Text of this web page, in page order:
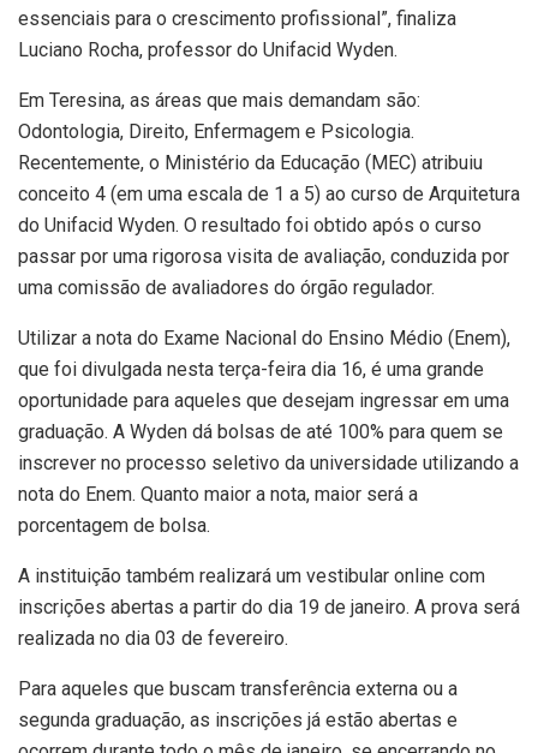
essenciais para o crescimento profissional”, finaliza
Luciano Rocha, professor do Unifacid Wyden.
Em Teresina, as áreas que mais demandam são:
Odontologia, Direito, Enfermagem e Psicologia.
Recentemente, o Ministério da Educação (MEC) atribuiu
conceito 4 (em uma escala de 1 a 5) ao curso de Arquitetura
do Unifacid Wyden. O resultado foi obtido após o curso
passar por uma rigorosa visita de avaliação, conduzida por
uma comissão de avaliadores do órgão regulador.
Utilizar a nota do Exame Nacional do Ensino Médio (Enem),
que foi divulgada nesta terça-feira dia 16, é uma grande
oportunidade para aqueles que desejam ingressar em uma
graduação. A Wyden dá bolsas de até 100% para quem se
inscrever no processo seletivo da universidade utilizando a
nota do Enem. Quanto maior a nota, maior será a
porcentagem de bolsa.
A instituição também realizará um vestibular online com
inscrições abertas a partir do dia 19 de janeiro. A prova será
realizada no dia 03 de fevereiro.
Para aqueles que buscam transferência externa ou a
segunda graduação, as inscrições já estão abertas e